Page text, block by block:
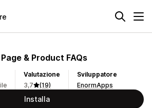
Page & Product FAQs
Valutazione
3,7
(19)
Sviluppatore
EnormApps
Installa